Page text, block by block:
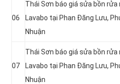
06
Thái Sơn báo giá sửa bồn rửa
Lavabo tại Phan Đăng Lưu,
Nhuận
07
Thái Sơn báo giá sửa bồn rửa
Lavabo tại Phan Đăng Lưu,
Nhuận